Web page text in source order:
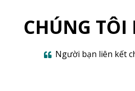
CHÚNG TÔI
Người bạn liên kết